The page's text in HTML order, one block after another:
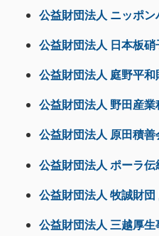
公益財団法人 ニッポ
公益財団法人 日本板
公益財団法人 庭野平和
公益財団法人 野田産
公益財団法人 原田積善
公益財団法人 ポーラ
公益財団法人 牧誠財団
公益財団法人 三越厚生